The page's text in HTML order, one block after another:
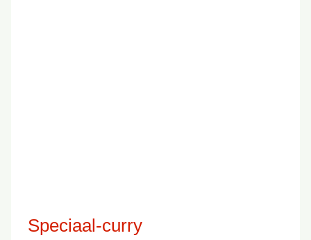
Speciaal-curry